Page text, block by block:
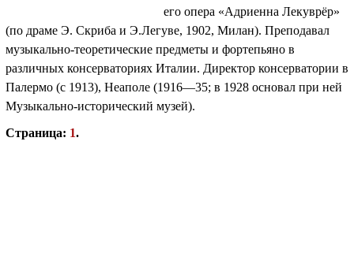
его опера «Адриенна Лекуврёр»
(по драме Э. Скриба и Э.Легуве, 1902, Милан). Преподавал
музыкально-теоретические предметы и фортепьяно в
различных консерваториях Италии. Директор консерватории в
Палермо (с 1913), Неаполе (1916—35; в 1928 основал при ней
Музыкально-исторический музей).
Страница: 1.